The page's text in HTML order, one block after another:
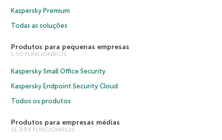
Kaspersky Premium
Todas as soluções
Produtos para pequenas empresas
1-50 FUNCIONRIOS
Kaspersky Small Office Security
Kaspersky Endpoint Security Cloud
Todos os produtos
Produtos para empresas médias
51-999 FUNCIONRIOS